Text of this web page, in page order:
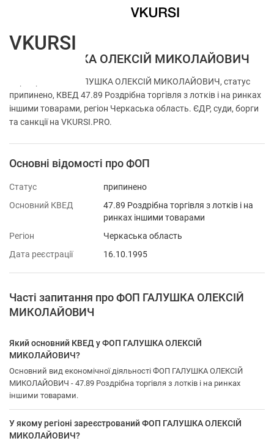
ФОП ГАЛУШКА ОЛЕКСІЙ МИКОЛАЙОВИЧ
Перевірка ФОП ГАЛУШКА ОЛЕКСІЙ МИКОЛАЙОВИЧ, статус
припинено, КВЕД 47.89 Роздрібна торгівля з лотків і на ринках
іншими товарами, регіон Черкаська область. ЄДР, суди, борги
та санкції на VKURSI.PRO.
Основні відомості про ФОП
Статус
припинено
Основний КВЕД
47.89 Роздрібна торгівля з лотків і на
ринках іншими товарами
Регіон
Черкаська область
Дата реєстрації
16.10.1995
Часті запитання про ФОП ГАЛУШКА ОЛЕКСІЙ
МИКОЛАЙОВИЧ
Який основний КВЕД у ФОП ГАЛУШКА ОЛЕКСІЙ
МИКОЛАЙОВИЧ?
Основний вид економічної діяльності ФОП ГАЛУШКА ОЛЕКСІЙ
МИКОЛАЙОВИЧ - 47.89 Роздрібна торгівля з лотків і на ринках
іншими товарами.
У якому регіоні зареєстрований ФОП ГАЛУШКА ОЛЕКСІЙ
МИКОЛАЙОВИЧ?
VKURSI